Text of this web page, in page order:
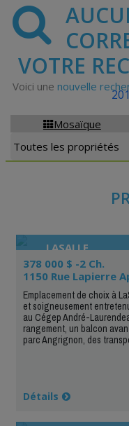
VOTRE
Voici une nouvelle
Mosaïque
LASALLE
378 000 $ -2 Ch.
1150 Rue Lapierre
Emplacement de choix à
et soigneusement
au Cégep André-
rangement, un balcon
parc Angrignon, des
Détails